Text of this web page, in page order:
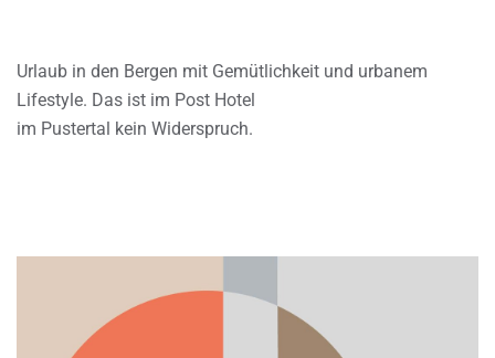
Urlaub in den Bergen mit Gemütlichkeit und urbanem
Lifestyle. Das ist im Post Hotel
im Pustertal kein Widerspruch.